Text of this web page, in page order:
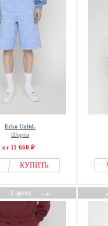
Ecko Unltd.
Шорты
от 11 660 ₽
КУПИТЬ
3 цвета→